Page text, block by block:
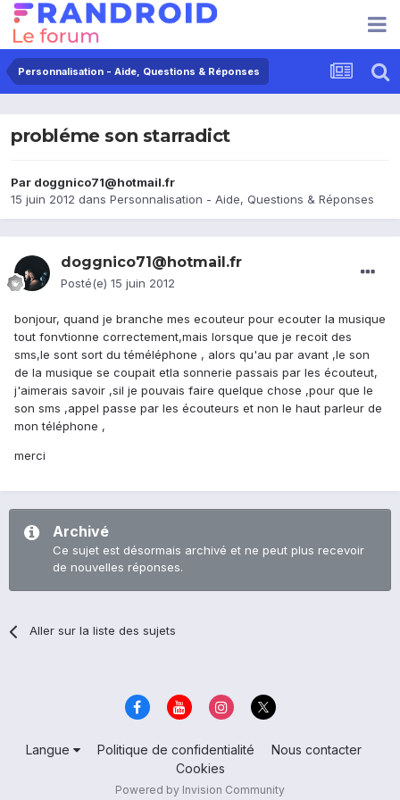
Personnalisation - Aide, Questions & Réponses
probléme son starradict
Par doggnico71@hotmail.fr
15 juin 2012 dans Personnalisation - Aide, Questions & Réponses
doggnico71@hotmail.fr
Posté(e) 15 juin 2012
bonjour, quand je branche mes ecouteur pour ecouter la musique
tout fonvtionne correctement,mais lorsque que je recoit des
sms,le sont sort du téméléphone , alors qu'au par avant ,le son
de la musique se coupait etla sonnerie passais par les écouteut,
j'aimerais savoir ,sil je pouvais faire quelque chose ,pour que le
son sms ,appel passe par les écouteurs et non le haut parleur de
mon téléphone ,
merci
Archivé
Ce sujet est désormais archivé et ne peut plus recevoir
de nouvelles réponses.
Aller sur la liste des sujets
Langue Politique de confidentialité
Nous contacter
Cookies
Powered by Invision Community